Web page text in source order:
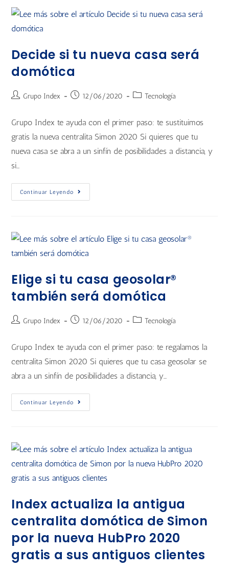
Decide si tu nueva casa será
domótica
Grupo Index 12/06/2020 Tecnología
Grupo Index te ayuda con el primer paso: te sustituimos
gratis la nueva centralita Simon 2020 Si quieres que tu
nueva casa se abra a un sinfín de posibilidades a distancia, y
si…
Continuar Leyendo
Elige si tu casa geosolar®
también será domótica
Grupo Index 12/06/2020 Tecnología
Grupo Index te ayuda con el primer paso: te regalamos la
centralita Simon 2020 Si quieres que tu casa geosolar se
abra a un sinfín de posibilidades a distancia, y…
Continuar Leyendo
Index actualiza la antigua
centralita domótica de Simon
por la nueva HubPro 2020
gratis a sus antiguos clientes